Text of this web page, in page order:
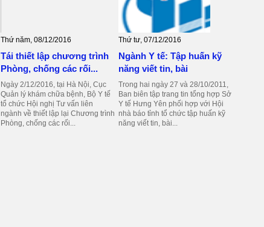
Thứ năm, 08/12/2016
Tái thiết lập chương trình
Phòng, chống các rối...
Ngày 2/12/2016, tại Hà Nội, Cục
Quản lý khám chữa bệnh, Bộ Y tế
tổ chức Hội nghị Tư vấn liên
ngành về thiết lập lại Chương trình
Phòng, chống các rối...
Thứ tư, 07/12/2016
Ngành Y tế: Tập huấn kỹ
năng viết tin, bài
Trong hai ngày 27 và 28/10/2011,
Ban biên tập trang tin tổng hợp Sở
Y tế Hưng Yên phối hợp với Hội
nhà báo tỉnh tổ chức tập huấn kỹ
năng viết tin, bài...